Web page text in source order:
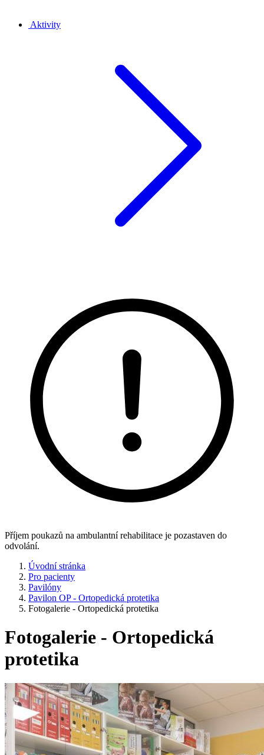
Aktivity
Příjem poukazů na ambulantní rehabilitace je pozastaven do
odvolání.
Úvodní stránka
Pro pacienty
Pavilóny
Pavilon OP - Ortopedická protetika
Fotogalerie - Ortopedická protetika
Fotogalerie - Ortopedická
protetika